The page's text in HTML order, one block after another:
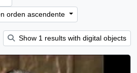
orden ascendente
Show 1 results with digital objects